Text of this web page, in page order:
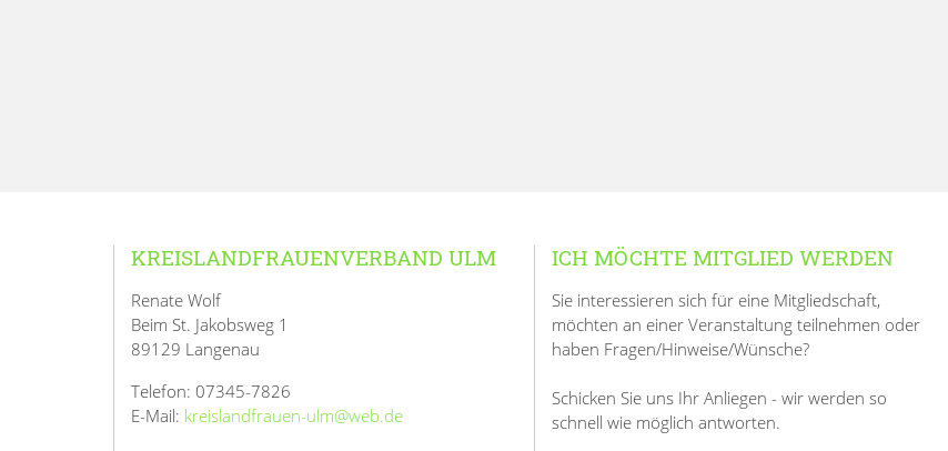
KREISLANDFRAUENVERBAND ULM
Renate Wolf
Beim St. Jakobsweg 1
89129 Langenau
Telefon: 07345-7826
E-Mail: kreislandfrauen-ulm@web.de
ICH MÖCHTE MITGLIED WERDEN
Sie interessieren sich für eine Mitgliedschaft,
möchten an einer Veranstaltung teilnehmen oder
haben Fragen/Hinweise/Wünsche?
Schicken Sie uns Ihr Anliegen - wir werden so
schnell wie möglich antworten.